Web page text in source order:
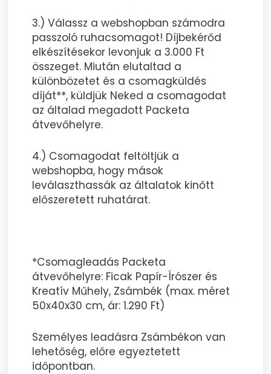
3.) Válassz a webshopban számodra
passzoló ruhacsomagot! Díjbekérőd
elkészítésekor levonjuk a 3.000 Ft
összeget. Miután elutaltad a
különbözetet és a csomagküldés
díját**, küldjük Neked a csomagodat
az általad megadott Packeta
átvevőhelyre.
4.) Csomagodat feltöltjük a
webshopba, hogy mások
leválaszthassák az általatok kinőtt
előszeretett ruhatárat.
*Csomagleadás Packeta
átvevőhelyre: Ficak Papír-Írószer és
Kreatív Műhely, Zsámbék (max. méret
50x40x30 cm, ár: 1.290 Ft)
Személyes leadásra Zsámbékon van
lehetőség, előre egyeztetett
időpontban.